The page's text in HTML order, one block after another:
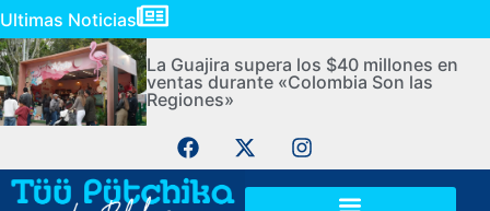
Ultimas Noticias
La Guajira supera los $40 millones en
ventas durante «Colombia Son las
Regiones»